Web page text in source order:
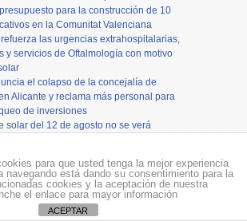
para la construcción de 10
en la Comunitat Valenciana
las urgencias extrahospitalarias,
y servicios de Oftalmología con motivo
el colapso de la concejalía de
Alicante y reclama más personal para
de inversiones
solar del 12 de agosto no se verá
Alicante: Estas son las opciones
entrega en cuatro días el proyecto
que el Ayuntamiento le pidió al día
precintar Tambora
para que usted tenga la mejor experiencia
navegando está dando su consentimiento para la
cookies y la aceptación de nuestra
el enlace para mayor información
ACEPTAR